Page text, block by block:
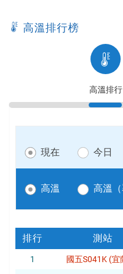
高溫排行榜
高
溫
行
高溫排行
現在 今日
高溫 高溫（
排行 測站
1 國五S041K (宜